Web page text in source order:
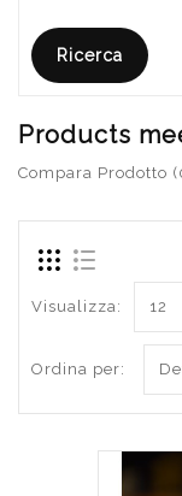
Products
Compara Prodotto
Visualizza:
Ordina per: